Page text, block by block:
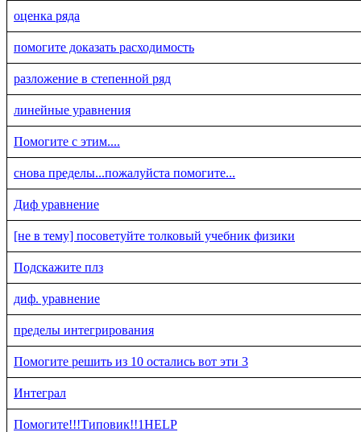
оценка ряда
помогите доказать расходимость
разложение в степенной ряд
линейные уравнения
Помогите с этим....
снова пределы...пожалуйста помогите...
Диф уравнение
[не в тему] посоветуйте толковый учебник физики
Подскажите плз
диф. уравнение
пределы интегрирования
Помогите решить из 10 остались вот эти 3
Интеграл
Помогите!!!Типовик!!1HELP